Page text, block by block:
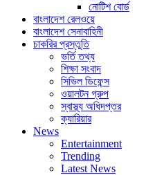
নোটিশ বোর্ড
বাংলাদেশ রেলওয়ে
বাংলাদেশ সেনাবাহিনী
চাকরির প্রস্তুতি
ভর্তি তথ্য
শিক্ষা সংবাদ
সিভিল ডিফেন্স
ওয়ালটন গ্রুপ
স্বাস্থ্য অধিদপ্তর
ক্যারিয়ার
News
Entertainment
Trending
Latest News